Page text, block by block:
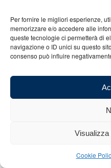
Per fornire le migliori esperienze,
memorizzare e/o accedere alle
queste tecnologie ci permetterà di
navigazione o ID unici su questo
consenso può influire
Visualizza
Cookie
programma all’Autodromo
Imola, ci spostiamo a Monza